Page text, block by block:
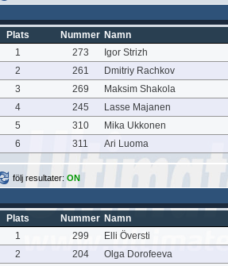
Plats Nummer Namn
1
273
Igor Strizh
2
261
Dmitriy Rachkov
3
269
Maksim Shakola
4
245
Lasse Majanen
5
310
Mika Ukkonen
6
311 Ari Luoma
följ resultater: ON
Plats Nummer Namn
1
299
Elli Översti
2
204
Olga Dorofeeva